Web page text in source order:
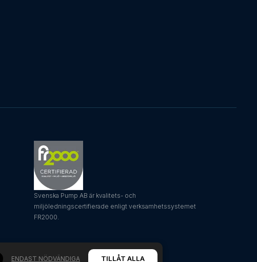
Svenska Pump AB är kvalitets- och
miljöledningscertifierade enligt verksamhetssystemet
FR2000.
ENDAST NÖDVÄNDIGA TILLÅT ALLA